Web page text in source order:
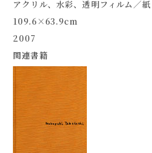
アクリル、水彩、透明フィルム／紙
109.6×63.9cm
2007
関連書籍